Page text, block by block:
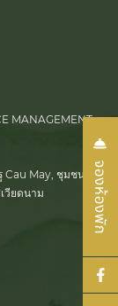
MANAGEMENT
Cau May, ชุมชนที่อยู่
วียดนาม